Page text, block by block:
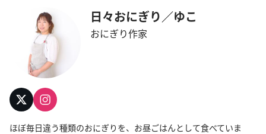
日々おにぎり／ゆこ
おにぎり作家
ほぼ毎日違う種類のおにぎりを、お昼ごはんとして食べていま